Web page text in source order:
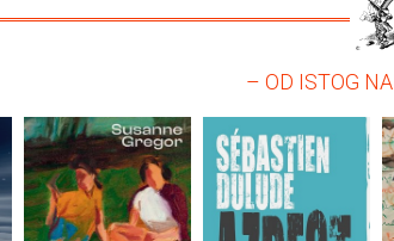
– OD ISTOG